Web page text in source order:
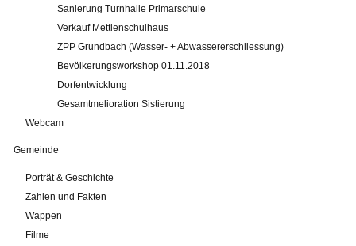
Sanierung Turnhalle Primarschule
Verkauf Mettlenschulhaus
ZPP Grundbach (Wasser- + Abwassererschliessung)
Bevölkerungsworkshop 01.11.2018
Dorfentwicklung
Gesamtmelioration Sistierung
Webcam
Gemeinde
Porträt & Geschichte
Zahlen und Fakten
Wappen
Filme